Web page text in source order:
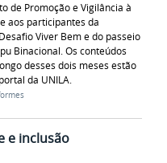
de Promoção e Vigilância à
aos participantes da
Viver Bem e do passeio
Binacional. Os conteúdos
desses dois meses estão
da UNILA.
e inclusão